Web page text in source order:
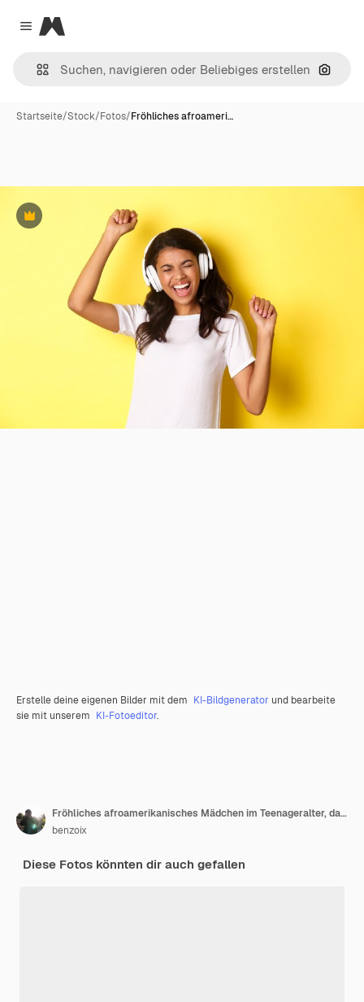
Close menu
Magnific
Nach
Startseite/Stock/Fotos/Fröhliches afroameri…
Premium
Erstelle deine eigenen Bilder mit dem KI-Bildgenerator und bearbeite
sie mit unserem KI-Fotoeditor.
Fröhliches afroamerikanisches Mädchen im Teenageralter, das Musik über Kopfhörer hört, tanzt optimistisch und lächelt st...
benzoix
Diese Fotos könnten dir auch gefallen